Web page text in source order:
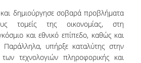
ΚΑΘΗΓΗΤΕΣ
δημιούργησε σοβαρά προβλήματα
τομείς της οικονομίας, στη
και εθνικό επίπεδο, καθώς και
Παράλληλα, υπήρξε καταλύτης στην
τεχνολογιών πληροφορικής και